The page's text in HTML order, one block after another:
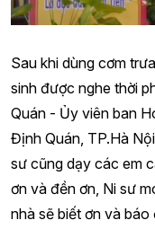
Sau khi dùng cơm
sinh được nghe thời
Quán - Ủy viên ban
Định Quán, TP.Hà
sư cũng dạy các em
ơn và đền ơn, Ni sư
nhà sẽ biết ơn và